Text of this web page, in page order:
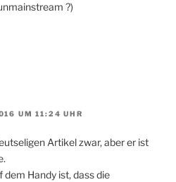
?)
UM 11:24 UHR
Artikel zwar, aber er ist
dem Handy ist, dass die